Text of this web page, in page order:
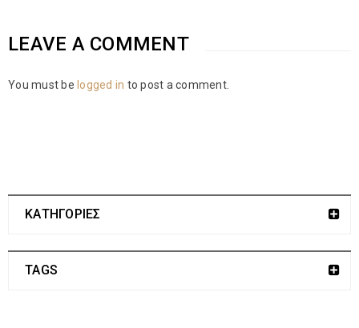
LEAVE A COMMENT
You must be logged in to post a comment.
ΚΑΤΗΓΟΡΙΕΣ
TAGS